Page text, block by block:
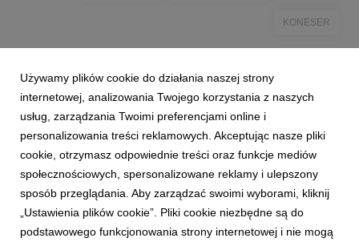
KONESER
Używamy plików cookie do działania naszej strony
internetowej, analizowania Twojego korzystania z naszych
usług, zarządzania Twoimi preferencjami online i
personalizowania treści reklamowych. Akceptując nasze pliki
cookie, otrzymasz odpowiednie treści oraz funkcje mediów
społecznościowych, spersonalizowane reklamy i ulepszony
sposób przeglądania. Aby zarządzać swoimi wyborami, kliknij
„Ustawienia plików cookie”. Pliki cookie niezbędne są do
podstawowego funkcjonowania strony internetowej i nie mogą